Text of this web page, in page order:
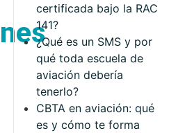
certificada bajo la RAC
141?
¿Qué es un SMS y por
qué toda escuela de
aviación debería
tenerlo?
CBTA en aviación: qué
es y cómo te forma